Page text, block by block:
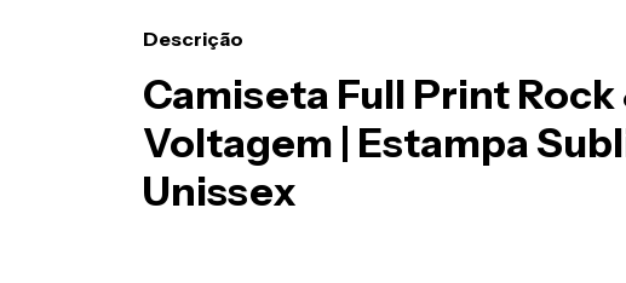
Descrição
Camiseta Full Print
Voltagem | Estampa
Unissex